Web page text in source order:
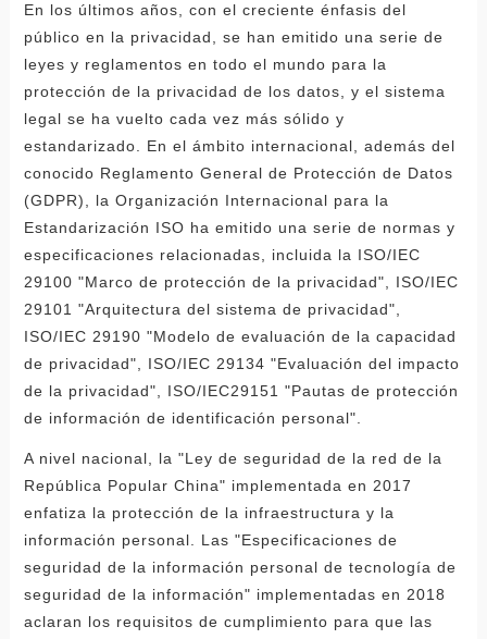
En los últimos años, con el creciente énfasis del
público en la privacidad, se han emitido una serie de
leyes y reglamentos en todo el mundo para la
protección de la privacidad de los datos, y el sistema
legal se ha vuelto cada vez más sólido y
estandarizado. En el ámbito internacional, además del
conocido Reglamento General de Protección de Datos
(GDPR), la Organización Internacional para la
Estandarización ISO ha emitido una serie de normas y
especificaciones relacionadas, incluida la ISO/IEC
29100 "Marco de protección de la privacidad", ISO/IEC
29101 "Arquitectura del sistema de privacidad",
ISO/IEC 29190 "Modelo de evaluación de la capacidad
de privacidad", ISO/IEC 29134 "Evaluación del impacto
de la privacidad", ISO/IEC29151 "Pautas de protección
de información de identificación personal".
A nivel nacional, la "Ley de seguridad de la red de la
República Popular China" implementada en 2017
enfatiza la protección de la infraestructura y la
información personal. Las "Especificaciones de
seguridad de la información personal de tecnología de
seguridad de la información" implementadas en 2018
aclaran los requisitos de cumplimiento para que las